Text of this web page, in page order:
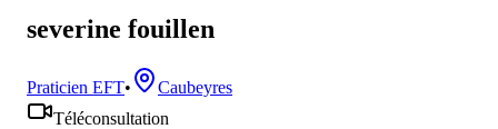
severine fouillen
Praticien EFT•
Caubeyres
Téléconsultation